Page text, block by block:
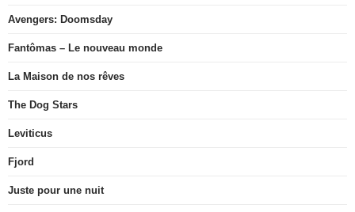
Avengers: Doomsday
Fantômas – Le nouveau monde
La Maison de nos rêves
The Dog Stars
Leviticus
Fjord
Juste pour une nuit